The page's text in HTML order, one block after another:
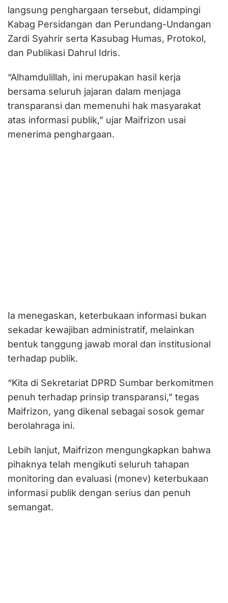
langsung penghargaan tersebut, didampingi
Kabag Persidangan dan Perundang-Undangan
Zardi Syahrir serta Kasubag Humas, Protokol,
dan Publikasi Dahrul Idris.
“Alhamdulillah, ini merupakan hasil kerja
bersama seluruh jajaran dalam menjaga
transparansi dan memenuhi hak masyarakat
atas informasi publik,” ujar Maifrizon usai
menerima penghargaan.
Ia menegaskan, keterbukaan informasi bukan
sekadar kewajiban administratif, melainkan
bentuk tanggung jawab moral dan institusional
terhadap publik.
“Kita di Sekretariat DPRD Sumbar berkomitmen
penuh terhadap prinsip transparansi,” tegas
Maifrizon, yang dikenal sebagai sosok gemar
berolahraga ini.
Lebih lanjut, Maifrizon mengungkapkan bahwa
pihaknya telah mengikuti seluruh tahapan
monitoring dan evaluasi (monev) keterbukaan
informasi publik dengan serius dan penuh
semangat.